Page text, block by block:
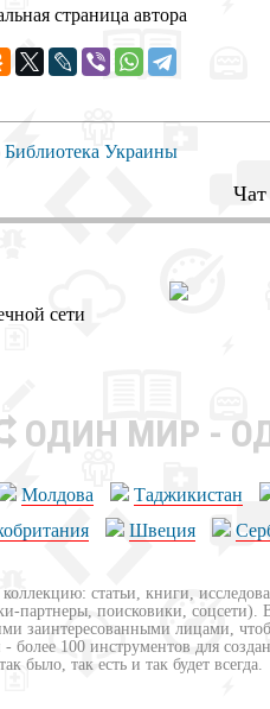
страница автора
Библиотека Украины
Чат
сети
ОДИН МИР -
Молдова Таджикистан
Швеция
статьи, книги,
партнеры, поисковики, соцсети).
заинтересованными лицами,
100 инструментов для
было, так есть и так будет всегда.